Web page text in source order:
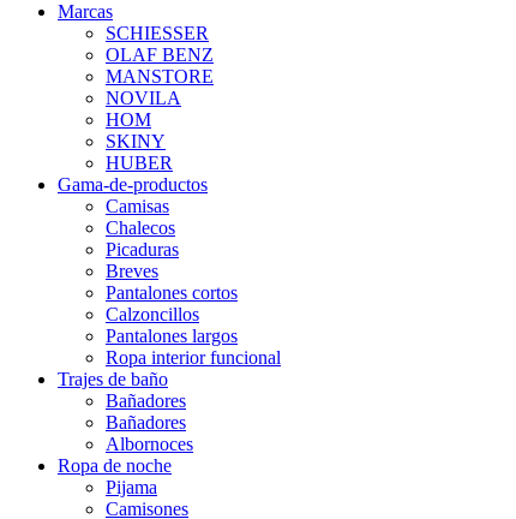
Marcas
SCHIESSER
OLAF BENZ
MANSTORE
NOVILA
HOM
SKINY
HUBER
Gama-de-productos
Camisas
Chalecos
Picaduras
Breves
Pantalones cortos
Calzoncillos
Pantalones largos
Ropa interior funcional
Trajes de baño
Bañadores
Bañadores
Albornoces
Ropa de noche
Pijama
Camisones